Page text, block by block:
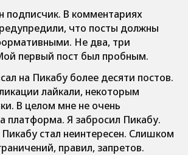
подписчик. В комментариях
что посты должны
Не два, три
первый пост был пробным.
на Пикабу более десяти постов.
лайкали, некоторым
В целом мне не очень
платформа. Я забросил Пикабу.
стал неинтересен. Слишком
правил, запретов.